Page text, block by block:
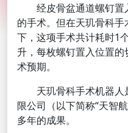
经皮骨盆通道螺钉置
的手术。但在天玑骨科
下，这项手术共计耗时1
升，每枚螺钉置入位置
术预期。
天玑骨科手术机器人
限公司（以下简称“天智
多年的成果。